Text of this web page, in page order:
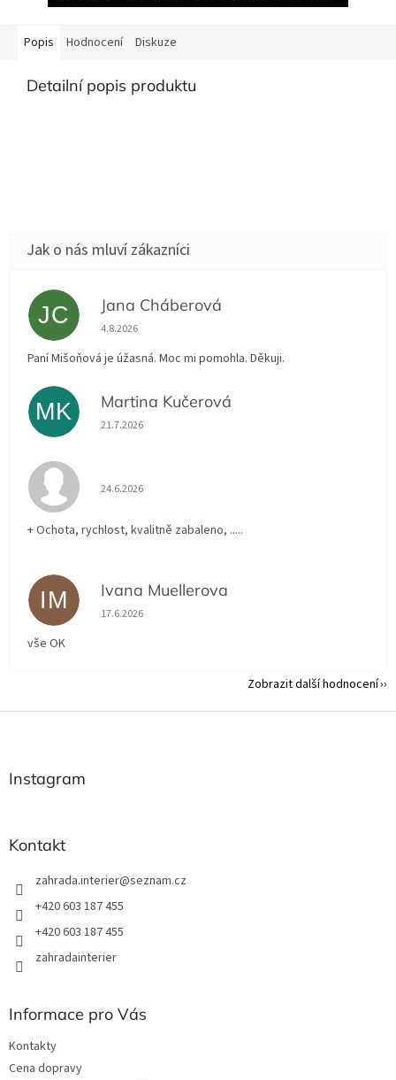
Popis Hodnocení Diskuze
Detailní popis produktu
JC Jana Cháberová
Hodnocení obchodu je 5 z 5 hvězdiček.
4.8.2026
Paní Mišoňová je úžasná. Moc mi pomohla. Děkuji.
MK Martina Kučerová
Hodnocení obchodu je 5 z 5 hvězdiček.
21.7.2026
Hodnocení obchodu je 5 z 5 hvězdiček.
24.6.2026
+ Ochota, rychlost, kvalitně zabaleno, .....
IM Ivana Muellerova
Hodnocení obchodu je 5 z 5 hvězdiček.
17.6.2026
vše OK
Zobrazit další hodnocení
Z
Instagram
Kontakt
zahrada.interier@seznam.cz
+420 603 187 455
+420 603 187 455
zahradainterier
Informace pro Vás
Kontakty
Cena dopravy